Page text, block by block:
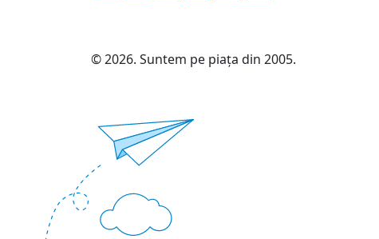
© 2026. Suntem pe piața din 2005.